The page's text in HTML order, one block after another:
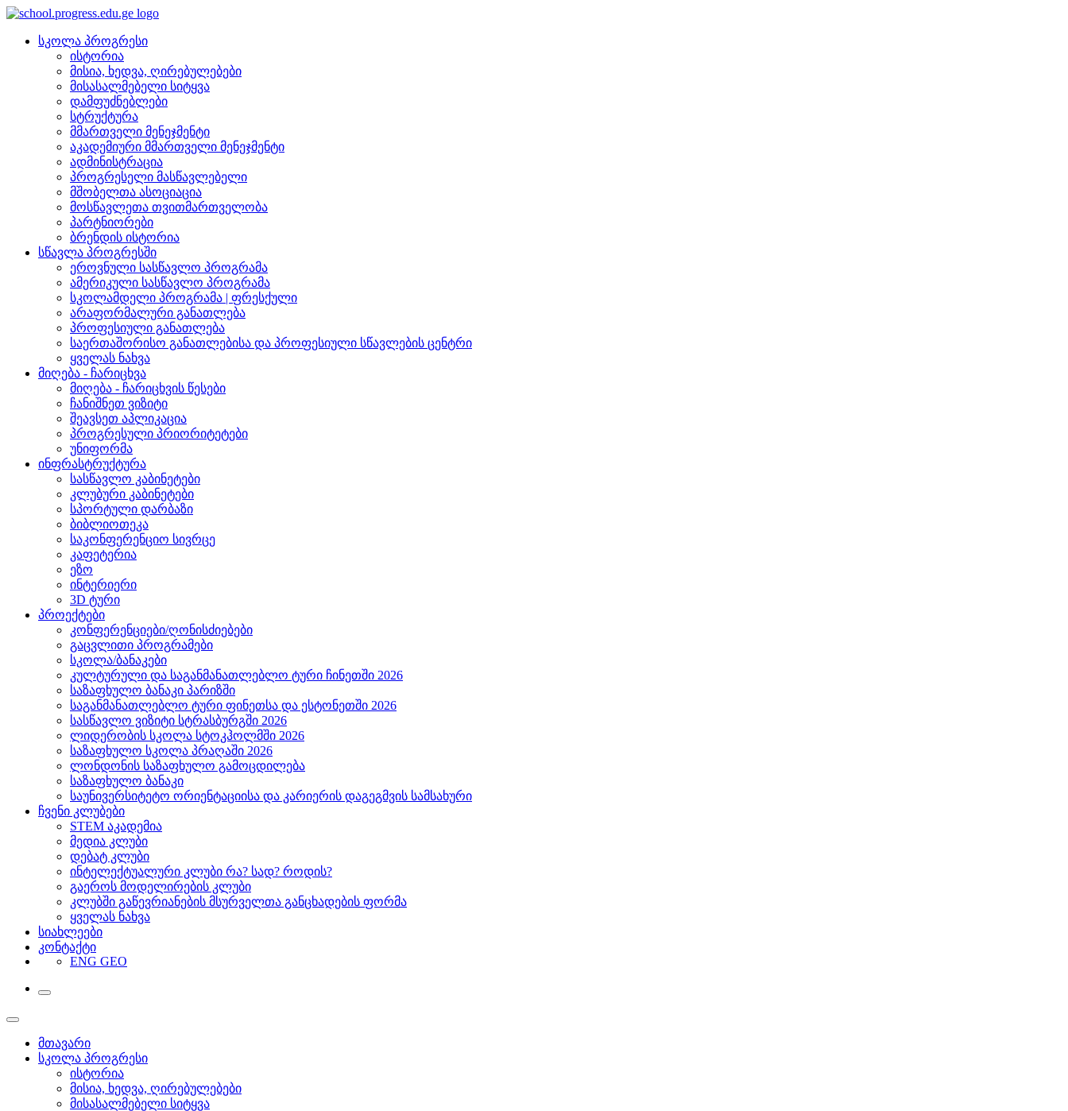
სკოლა პროგრესი
ისტორია
მისია, ხედვა, ღირებულებები
მისასალმებელი სიტყვა
დამფუძნებლები
სტრუქტურა
მმართველი მენეჯმენტი
აკადემიური მმართველი მენეჯმენტი
ადმინისტრაცია
პროგრესელი მასწავლებელი
მშობელთა ასოციაცია
მოსწავლეთა თვითმართველობა
პარტნიორები
ბრენდის ისტორია
სწავლა პროგრესში
ეროვნული სასწავლო პროგრამა
ამერიკული სასწავლო პროგრამა
სკოლამდელი პროგრამა | ფრესქული
არაფორმალური განათლება
პროფესიული განათლება
საერთაშორისო განათლებისა და პროფესიული სწავლების ცენტრი
ყველას ნახვა
მიღება - ჩარიცხვა
მიღება - ჩარიცხვის წესები
ჩანიშნეთ ვიზიტი
შეავსეთ აპლიკაცია
პროგრესული პრიორიტეტები
უნიფორმა
ინფრასტრუქტურა
სასწავლო კაბინეტები
კლუბური კაბინეტები
სპორტული დარბაზი
ბიბლიოთეკა
საკონფერენციო სივრცე
კაფეტერია
ეზო
ინტერიერი
3D ტური
პროექტები
კონფერენციები/ღონისძიებები
გაცვლითი პროგრამები
სკოლა/ბანაკები
კულტურული და საგანმანათლებლო ტური ჩინეთში 2026
საზაფხულო ბანაკი პარიზში
საგანმანათლებლო ტური ფინეთსა და ესტონეთში 2026
სასწავლო ვიზიტი სტრასბურგში 2026
ლიდერობის სკოლა სტოკჰოლმში 2026
საზაფხულო სკოლა პრაღაში 2026
ლონდონის საზაფხულო გამოცდილება
საზაფხულო ბანაკი
საუნივერსიტეტო ორიენტაციისა და კარიერის დაგეგმვის სამსახური
ჩვენი კლუბები
STEM აკადემია
მედია კლუბი
დებატ კლუბი
ინტელექტუალური კლუბი რა? სად? როდის?
გაეროს მოდელირების კლუბი
კლუბში გაწევრიანების მსურველთა განცხადების ფორმა
ყველას ნახვა
სიახლეები
კონტაქტი
ENG GEO
მთავარი
სკოლა პროგრესი
ისტორია
მისია, ხედვა, ღირებულებები
მისასალმებელი სიტყვა